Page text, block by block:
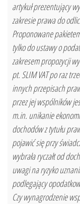
artykuł prezentujący
zakresie prawa do
Proponowane
tylko do ustawy o
zakresem propozycji
pt. SLIM VAT po raz
innych przepisach
przez jej wspólników
m.in. unikanie
dochodów z tytułu
pojawić się przy
wybrała ryczałt od
uwagi na ryzyko
podlegający
Czy wynagrodzenie